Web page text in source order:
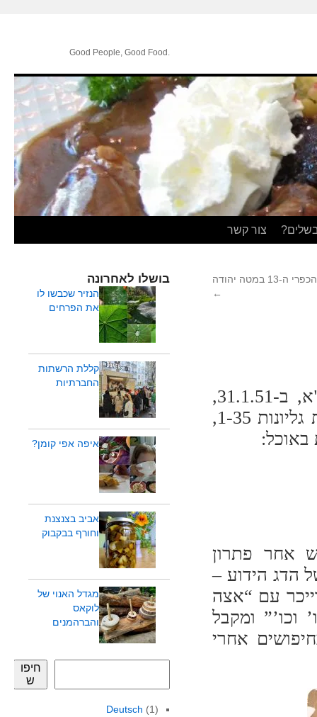
.Good People, Good Food
צור קשר
יהודה
←
הגליון הראשון של הארץ שלנו יצא בשנת תשי"א, ב-31.1.51,
והוא עלה 75 פרוטות. מכרך א', שאוגד בתוכו את גליונות 1-35,
באוכל:
אחר פתרון
הדג הידוע –
עם “אצה
וכו’” ומקבל
אחרי
בושלו לאחרונה
הנזיר שכבשו לו
את הפרחים
קללת הרשתות
החברתיות
איפה אפי קומן?
אביב בצנצנת
וחורף בבקבוק
מגדל האנוי של
לוקאס
והברהמנים
חיפו
ש
Deutsch (1)